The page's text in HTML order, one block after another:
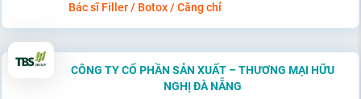
Bác sĩ Filler / Botox / Căng chỉ
CÔNG TY CỔ PHẦN SẢN XUẤT – THƯƠNG MẠI HỮU
NGHỊ ĐÀ NẴNG